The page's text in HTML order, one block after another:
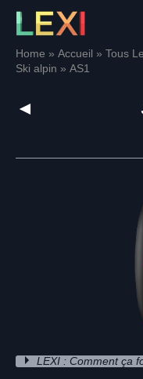
Skip
contentHome Accueil Tous
Ski alpin
AS1
◄
LEXI : Comment ça